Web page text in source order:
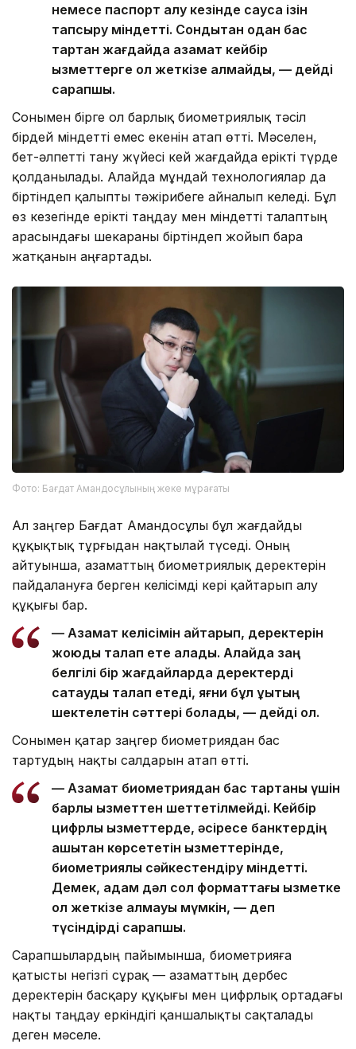
немесе паспорт алу кезінде саусақ ізін
тапсыру міндетті. Сондықтан одан бас
тартқан жағдайда азамат кейбір
қызметтерге қол жеткізе алмайды, — дейді
сарапшы.
Сонымен бірге ол барлық биометриялық тәсіл
бірдей міндетті емес екенін атап өтті. Мәселен,
бет-әлпетті тану жүйесі кей жағдайда ерікті түрде
қолданылады. Алайда мұндай технологиялар да
біртіндеп қалыпты тәжірибеге айналып келеді. Бұл
өз кезегінде ерікті таңдау мен міндетті талаптың
арасындағы шекараны біртіндеп жойып бара
жатқанын аңғартады.
Фото: Бағдат Амандосұлының жеке мұрағаты
Ал заңгер Бағдат Амандосұлы бұл жағдайды
құқықтық тұрғыдан нақтылай түседі. Оның
айтуынша, азаматтың биометриялық деректерін
пайдалануға берген келісімді кері қайтарып алу
құқығы бар.
— Азамат келісімін қайтарып, деректерін
жоюды талап ете алады. Алайда заң
белгілі бір жағдайларда деректерді
сақтауды талап етеді, яғни бұл құқықтың
шектелетін сәттері болады, — дейді ол.
Сонымен қатар заңгер биометриядан бас
тартудың нақты салдарын атап өтті.
— Азамат биометриядан бас тартқаны үшін
барлық қызметтен шеттетілмейді. Кейбір
цифрлық қызметтерде, әсіресе банктердің
қашықтан көрсететін қызметтерінде,
биометриялық сәйкестендіру міндетті.
Демек, адам дәл сол форматтағы қызметке
қол жеткізе алмауы мүмкін, — деп
түсіндірді сарапшы.
Сарапшылардың пайымынша, биометрияға
қатысты негізгі сұрақ — азаматтың дербес
деректерін басқару құқығы мен цифрлық ортадағы
нақты таңдау еркіндігі қаншалықты сақталады
деген мәселе.